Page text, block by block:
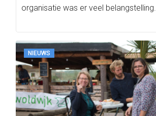
organisatie was er veel belangstelling.
NIEUWS